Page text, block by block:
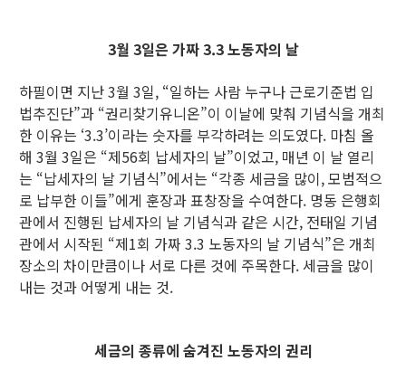
3월 3일은 가짜 3.3 노동자의 날
하필이면 지난 3월 3일, “일하는 사람 누구나 근로기준법 입
법추진단”과 “권리찾기유니온”이 이날에 맞춰 기념식을 개최
한 이유는 ‘3.3’이라는 숫자를 부각하려는 의도였다. 마침 올
해 3월 3일은 “제56회 납세자의 날”이었고, 매년 이 날 열리
는 “납세자의 날 기념식”에서는 “각종 세금을 많이, 모범적으
로 납부한 이들”에게 훈장과 표창장을 수여한다. 명동 은행회
관에서 진행된 납세자의 날 기념식과 같은 시간, 전태일 기념
관에서 시작된 “제1회 가짜 3.3 노동자의 날 기념식”은 개최
장소의 차이만큼이나 서로 다른 것에 주목한다. 세금을 많이
내는 것과 어떻게 내는 것.
세금의 종류에 숨겨진 노동자의 권리